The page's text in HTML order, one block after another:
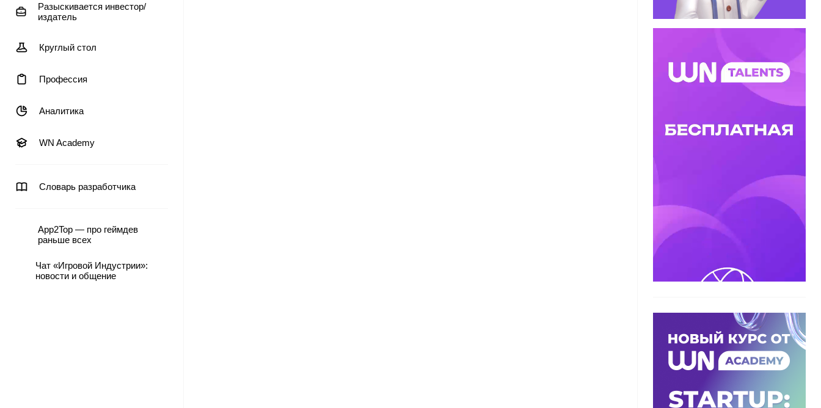
Разыскивается инвестор/
издатель
Круглый стол
Профессия
Аналитика
WN Academy
Словарь разработчика
App2Top — про геймдев
раньше всех
Чат «Игровой Индустрии»:
новости и общение